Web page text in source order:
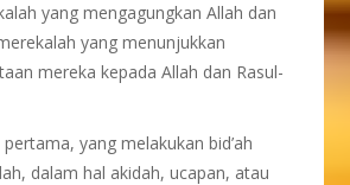
yang mengagungkan Allah dan
yang menunjukkan
mereka kepada Allah dan Rasul-
yang melakukan bid’ah
dalam hal akidah, ucapan, atau